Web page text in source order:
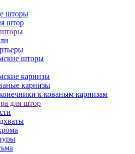
шторы
штор
шторы
карнизы
карнизы
к кованым карнизам
для штор